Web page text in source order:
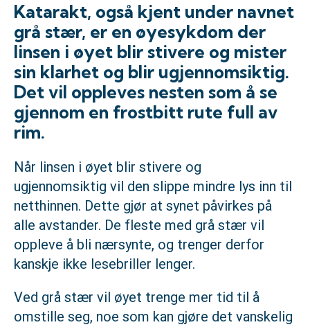
Katarakt, også kjent under navnet
grå stær, er en øyesykdom der
linsen i øyet blir stivere og mister
sin klarhet og blir ugjennomsiktig.
Det vil oppleves nesten som å se
gjennom en frostbitt rute full av
rim.
Når linsen i øyet blir stivere og
ugjennomsiktig vil den slippe mindre lys inn til
netthinnen. Dette gjør at synet påvirkes på
alle avstander. De fleste med grå stær vil
oppleve å bli nærsynte, og trenger derfor
kanskje ikke lesebriller lenger.
Ved grå stær vil øyet trenge mer tid til å
omstille seg, noe som kan gjøre det vanskelig